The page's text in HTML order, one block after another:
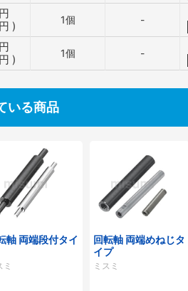
) 1個 -
) 1個 -
いる商品
軸 両端段付タイ
ミ
回転軸 両端めねじタ
イプ
ミスミ